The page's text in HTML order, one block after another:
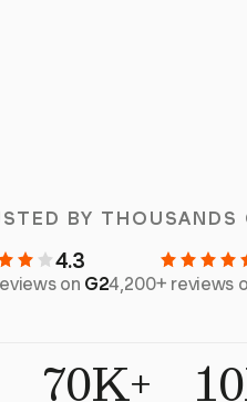
BY
4.3
on G24,200+ reviews
70K+